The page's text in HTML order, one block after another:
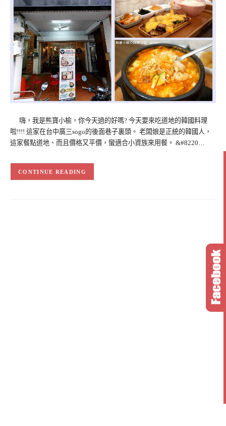
嗨，我是熊寶小榆，你今天過的好嗎? 今天要來吃道地的韓國料理
啦!!!! 這家在台中廣三sogo的後面巷子裏頭。 老闆娘是正統的韓國人，
這家餐點道地、而且價格又平價，蠻適合小資族來用餐。 &#8220…
CONTINUE READING